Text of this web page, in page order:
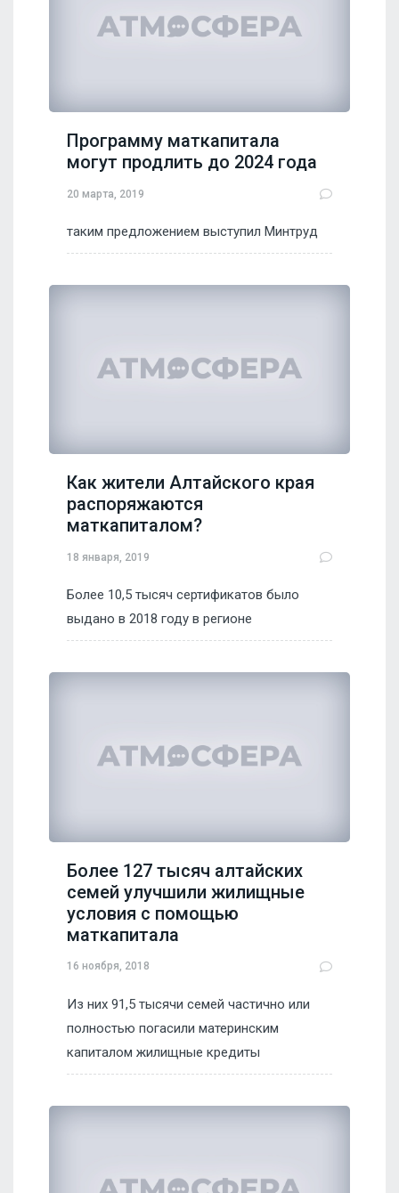
Программу маткапитала
могут продлить до 2024 года
20 марта, 2019
таким предложением выступил Минтруд
Как жители Алтайского края
распоряжаются
маткапиталом?
18 января, 2019
Более 10,5 тысяч сертификатов было
выдано в 2018 году в регионе
Более 127 тысяч алтайских
семей улучшили жилищные
условия с помощью
маткапитала
16 ноября, 2018
Из них 91,5 тысячи семей частично или
полностью погасили материнским
капиталом жилищные кредиты